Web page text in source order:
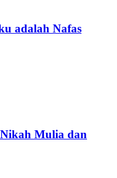
adalah Nafas
Mulia dan